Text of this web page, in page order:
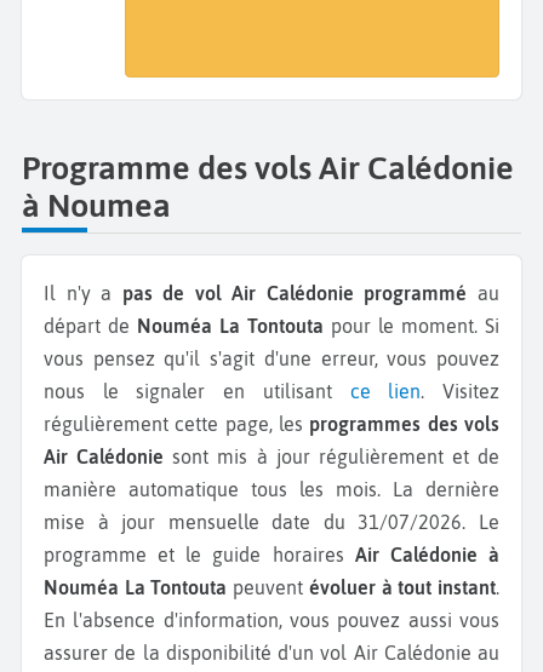
Programme des vols Air Calédonie
à Noumea
Il n'y a pas de vol Air Calédonie programmé au
départ de Nouméa La Tontouta pour le moment. Si
vous pensez qu'il s'agit d'une erreur, vous pouvez
nous le signaler en utilisant ce lien. Visitez
régulièrement cette page, les programmes des vols
Air Calédonie sont mis à jour régulièrement et de
manière automatique tous les mois. La dernière
mise à jour mensuelle date du 31/07/2026. Le
programme et le guide horaires Air Calédonie à
Nouméa La Tontouta peuvent évoluer à tout instant.
En l'absence d'information, vous pouvez aussi vous
assurer de la disponibilité d'un vol Air Calédonie au